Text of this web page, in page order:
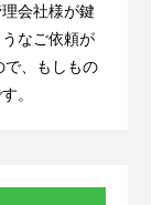
会社様が鍵
なご依頼が
で、もしもの
。